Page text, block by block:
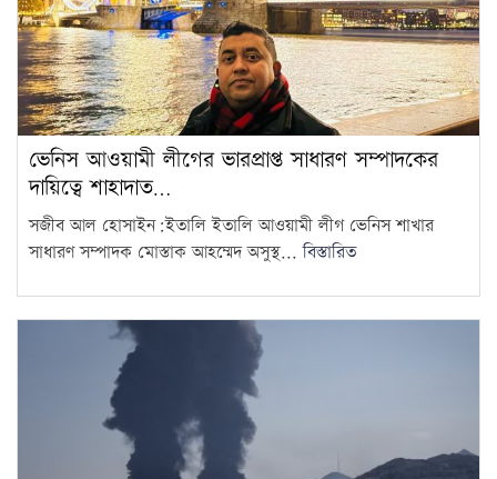
ভেনিস আওয়ামী লীগের ভারপ্রাপ্ত সাধারণ সম্পাদকের
দায়িত্বে শাহাদাত…
সজীব আল হোসাইন:ইতালি ইতালি আওয়ামী লীগ ভেনিস শাখার
সাধারণ সম্পাদক মোস্তাক আহম্মেদ অসুস্থ...বিস্তারিত